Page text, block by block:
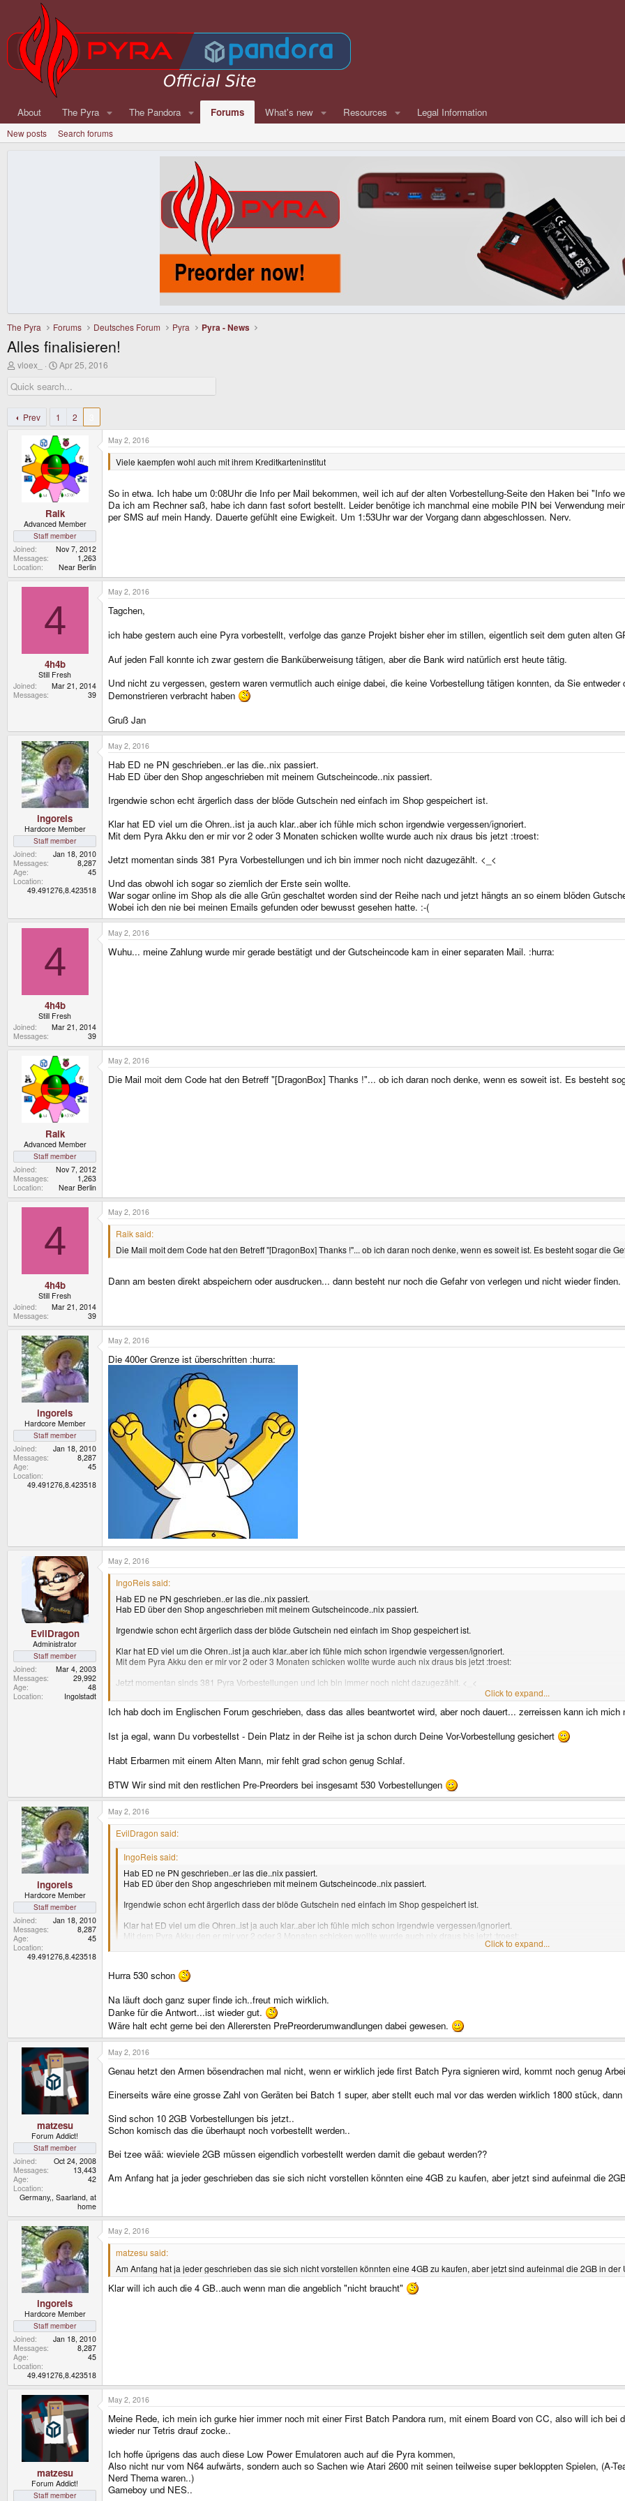
About The Pyra The Pandora Forums What's new Resources Legal Information
New posts Search forums
The Pyra Forums Deutsches Forum Pyra Pyra - News
Alles finalisieren!
T
r
e
d
s
vloex_
S
a
r
d
a
t
e
Apr 25, 2016
Prev 1 2
Raik
Advanced Member
Staff member
Joined
Nov 7, 2012
Messages
1,263
Location
Near Berlin
May 2, 2016
Viele kaempfen wohl auch mit ihrem Kreditkarteninstitut
So in etwa. Ich habe um 0:08Uhr die Info per Mail bekommen, weil ich auf der alten Vorbestellung-Seite den Haken bei "Info
Da ich am Rechner saß, habe ich dann fast sofort bestellt. Leider benötige ich manchmal eine mobile PIN bei Verwendung
per SMS auf mein Handy. Dauerte gefühlt eine Ewigkeit. Um 1:53Uhr war der Vorgang dann abgeschlossen. Nerv.
4
4h4b
Still Fresh
Joined
Mar 21, 2014
Messages
39
May 2, 2016
Tagchen,
ich habe gestern auch eine Pyra vorbestellt, verfolge das ganze Projekt bisher eher im stillen, eigentlich seit dem guten alten
Auf jeden Fall konnte ich zwar gestern die Banküberweisung tätigen, aber die Bank wird natürlich erst heute tätig.
Und nicht zu vergessen, gestern waren vermutlich auch einige dabei, die keine Vorbestellung tätigen konnten, da Sie
Demonstrieren verbracht haben
Gruß Jan
ingoreis
Hardcore Member
Staff member
Joined
Jan 18, 2010
Messages
8,287
Age
45
Location
49.491276,8.423518
May 2, 2016
Hab ED ne PN geschrieben..er las die..nix passiert.
Hab ED über den Shop angeschrieben mit meinem Gutscheincode..nix passiert.
Irgendwie schon echt ärgerlich dass der blöde Gutschein ned einfach im Shop gespeichert ist.
Klar hat ED viel um die Ohren..ist ja auch klar..aber ich fühle mich schon irgendwie vergessen/ignoriert.
Mit dem Pyra Akku den er mir vor 2 oder 3 Monaten schicken wollte wurde auch nix draus bis jetzt :troest:
Jetzt momentan sinds 381 Pyra Vorbestellungen und ich bin immer noch nicht dazugezählt. <_<
Und das obwohl ich sogar so ziemlich der Erste sein wollte.
War sogar online im Shop als die alle Grün geschaltet worden sind der Reihe nach und jetzt hängts an so einem blöden
Wobei ich den nie bei meinen Emails gefunden oder bewusst gesehen hatte. :-(
4
4h4b
Still Fresh
Joined
Mar 21, 2014
Messages
39
May 2, 2016
Wuhu... meine Zahlung wurde mir gerade bestätigt und der Gutscheincode kam in einer separaten Mail. :hurra:
Raik
Advanced Member
Staff member
Joined
Nov 7, 2012
Messages
1,263
Location
Near Berlin
May 2, 2016
Die Mail moit dem Code hat den Betreff "[DragonBox] Thanks !"... ob ich daran noch denke, wenn es soweit ist. Es besteht
4
4h4b
Still Fresh
Joined
Mar 21, 2014
Messages
39
May 2, 2016
Raik said:
Die Mail moit dem Code hat den Betreff "[DragonBox] Thanks !"... ob ich daran noch denke, wenn es soweit ist. Es besteht sogar die
Dann am besten direkt abspeichern oder ausdrucken... dann besteht nur noch die Gefahr von verlegen und nicht wieder finden.
ingoreis
Hardcore Member
Staff member
Joined
Jan 18, 2010
Messages
8,287
Age
45
Location
49.491276,8.423518
May 2, 2016
Die 400er Grenze ist überschritten :hurra:
EvilDragon
Administrator
Staff member
Joined
Mar 4, 2003
Messages
29,992
Age
48
Location
Ingolstadt
May 2, 2016
IngoReis said:
Hab ED ne PN geschrieben..er las die..nix passiert.
Hab ED über den Shop angeschrieben mit meinem Gutscheincode..nix passiert.
Irgendwie schon echt ärgerlich dass der blöde Gutschein ned einfach im Shop gespeichert ist.
Klar hat ED viel um die Ohren..ist ja auch klar..aber ich fühle mich schon irgendwie vergessen/ignoriert.
Mit dem Pyra Akku den er mir vor 2 oder 3 Monaten schicken wollte wurde auch nix draus bis jetzt :troest:
Jetzt momentan sinds 381 Pyra Vorbestellungen und ich bin immer noch nicht dazugezählt. <_<
Und das obwohl ich sogar so ziemlich der Erste sein wollte.
War sogar online im Shop als die alle Grün geschaltet worden sind der Reihe nach und jetzt hängts an so einem blöden
Click to expand...
Ich hab doch im Englischen Forum geschrieben, dass das alles beantwortet wird, aber noch dauert... zerreissen kann ich mich
Ist ja egal, wann Du vorbestellst - Dein Platz in der Reihe ist ja schon durch Deine Vor-Vorbestellung gesichert
Habt Erbarmen mit einem Alten Mann, mir fehlt grad schon genug Schlaf.
BTW Wir sind mit den restlichen Pre-Preorders bei insgesamt 530 Vorbestellungen
ingoreis
Hardcore Member
Staff member
Joined
Jan 18, 2010
Messages
8,287
Age
45
Location
49.491276,8.423518
May 2, 2016
EvilDragon said:
IngoReis said:
Hab ED ne PN geschrieben..er las die..nix passiert.
Hab ED über den Shop angeschrieben mit meinem Gutscheincode..nix passiert.
Irgendwie schon echt ärgerlich dass der blöde Gutschein ned einfach im Shop gespeichert ist.
Klar hat ED viel um die Ohren..ist ja auch klar..aber ich fühle mich schon irgendwie vergessen/ignoriert.
Mit dem Pyra Akku den er mir vor 2 oder 3 Monaten schicken wollte wurde auch nix draus bis jetzt :troest:
Und das obwohl ich sogar so ziemlich der Erste sein wollte.
Wobei ich den nie bei meinen Emails gefunden oder bewusst gesehen hatte. :-(
Ich hab doch im Englischen Forum geschrieben, dass das alles beantwortet wird, aber noch dauert... zerreissen kann ich mich noch
Ist ja egal, wann Du vorbestellst - Dein Platz in der Reihe ist ja schon durch Deine Vor-Vorbestellung gesichert
Habt Erbarmen mit einem Alten Mann, mir fehlt grad schon genug Schlaf.
BTW Wir sind mit den restlichen Pre-Preorders bei insgesamt 530 Vorbestellungen
Click to expand...
Hurra 530 schon
Na läuft doch ganz super finde ich..freut mich wirklich.
Danke für die Antwort...ist wieder gut.
Wäre halt echt gerne bei den Allerersten PrePreorderumwandlungen dabei gewesen.
matzesu
Forum Addict!
Staff member
Joined
Oct 24, 2008
Messages
13,443
Age
42
Location
Germany,, Saarland, at
home
May 2, 2016
Genau hetzt den Armen bösendrachen mal nicht, wenn er wirklich jede first Batch Pyra signieren wird, kommt noch genug
Einerseits wäre eine grosse Zahl von Geräten bei Batch 1 super, aber stellt euch mal vor das werden wirklich 1800 stück,
Sind schon 10 2GB Vorbestellungen bis jetzt..
Schon komisch das die überhaupt noch vorbestellt werden..
Bei tzee wää: wieviele 2GB müssen eigendlich vorbestellt werden damit die gebaut werden??
Am Anfang hat ja jeder geschrieben das sie sich nicht vorstellen könnten eine 4GB zu kaufen, aber jetzt sind aufeinmal die
ingoreis
Hardcore Member
Staff member
Joined
Jan 18, 2010
Messages
8,287
Age
45
Location
49.491276,8.423518
May 2, 2016
matzesu said:
Am Anfang hat ja jeder geschrieben das sie sich nicht vorstellen könnten eine 4GB zu kaufen, aber jetzt sind aufeinmal die 2GB in der
Klar will ich auch die 4 GB..auch wenn man die angeblich "nicht braucht"
matzesu
Forum Addict!
Staff member
May 2, 2016
Meine Rede, ich mein ich gurke hier immer noch mit einer First Batch Pandora rum, mit einem Board von CC, also will ich
wieder nur Tetris drauf zocke..
Ich hoffe üprigens das auch diese Low Power Emulatoren auch auf die Pyra kommen,
Also nicht nur vom N64 aufwärts, sondern auch so Sachen wie Atari 2600 mit seinen teilweise super bekloppten Spielen, (A-
Nerd Thema waren..)
Gameboy und NES..